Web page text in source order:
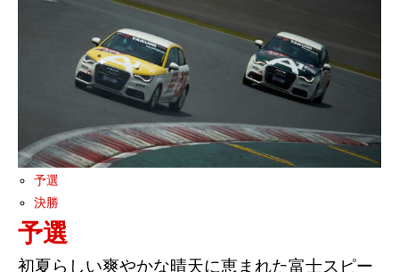
予選
決勝
予選
初夏らしい爽やかな晴天に恵まれた富士スピー